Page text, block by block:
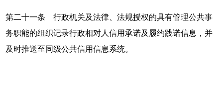
第二十一条 行政机关及法律、法规授权的具有管理公共事
务职能的组织记录行政相对人信用承诺及履约践诺信息，并
及时推送至同级公共信用信息系统。